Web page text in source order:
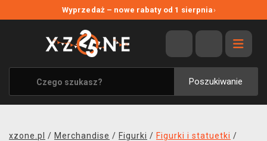
Wyprzedaż – nowe rabaty od 1 sierpnia›
Poszukiwanie
WYPRZEDAŻ
WSZYSTKIE MARKI
XZONE ORIGINALS
UBRANIA I AKCESORIA
xzone.pl / Merchandise / Figurki / Figurki i statuetki /